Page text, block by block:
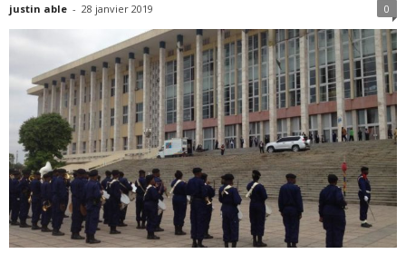
justin able - 28 janvier 2019 0